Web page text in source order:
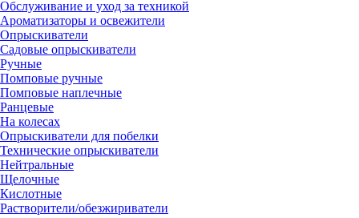
Обслуживание и уход за техникой
Ароматизаторы и освежители
Опрыскиватели
Садовые опрыскиватели
Ручные
Помповые ручные
Помповые наплечные
Ранцевые
На колесах
Опрыскиватели для побелки
Технические опрыскиватели
Нейтральные
Щелочные
Кислотные
Растворители/обезжириватели